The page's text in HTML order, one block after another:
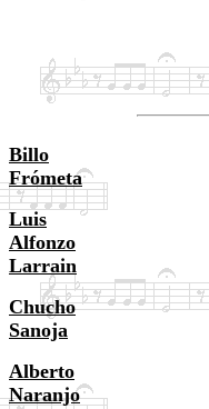
Billo
Frómeta
Luis
Alfonzo
Larrain
Chucho
Sanoja
Alberto
Naranjo